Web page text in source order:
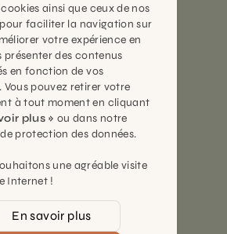
ainsi que ceux de nos
faciliter la navigation sur
votre expérience en
présenter des contenus
en fonction de vos
Vous pouvez retirer votre
à tout moment en cliquant
plus » ou dans notre
protection des données.
une agréable visite
Internet !
En savoir plus